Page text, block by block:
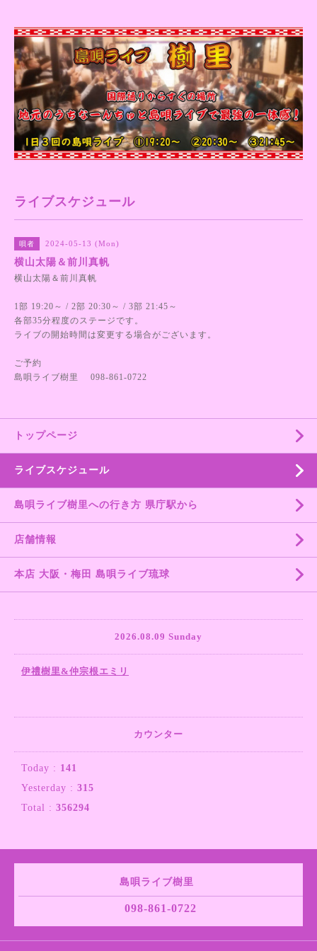
ライブスケジュール
唄者 2024-05-13 (Mon)
横山太陽＆前川真帆
横山太陽＆前川真帆
1部 19:20～ / 2部 20:30～ / 3部 21:45～
各部35分程度のステージです。
ライブの開始時間は変更する場合がございます。
ご予約
島唄ライブ樹里 098-861-0722
トップページ
ライブスケジュール
島唄ライブ樹里への行き方 県庁駅から
店舗情報
本店 大阪・梅田 島唄ライブ琉球
2026.08.09 Sunday
伊禮樹里&仲宗根エミリ
カウンター
Today : 141
Yesterday : 315
Total : 356294
島唄ライブ樹里
098-861-0722